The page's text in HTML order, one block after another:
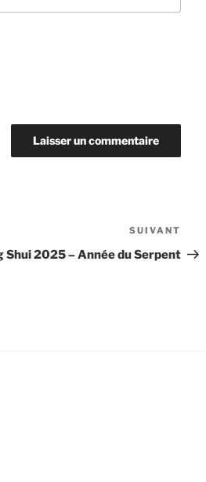
SUIVANT
Shui 2025 – Année du Serpent